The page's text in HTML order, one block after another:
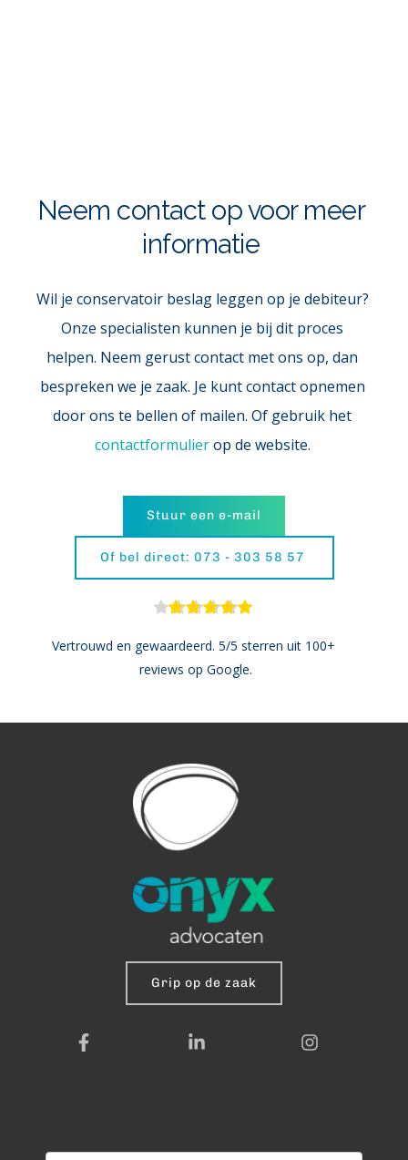
Neem contact op voor meer
informatie
Wil je conservatoir beslag leggen op je debiteur?
Onze specialisten kunnen je bij dit proces
helpen. Neem gerust contact met ons op, dan
bespreken we je zaak. Je kunt contact opnemen
contactformulier op de website.
Stuur een e-mail
Of bel direct: 073 - 303 58 57
Vertrouwd en gewaardeerd. 5/5 sterren uit 100+
reviews op Google.
Grip op de zaak